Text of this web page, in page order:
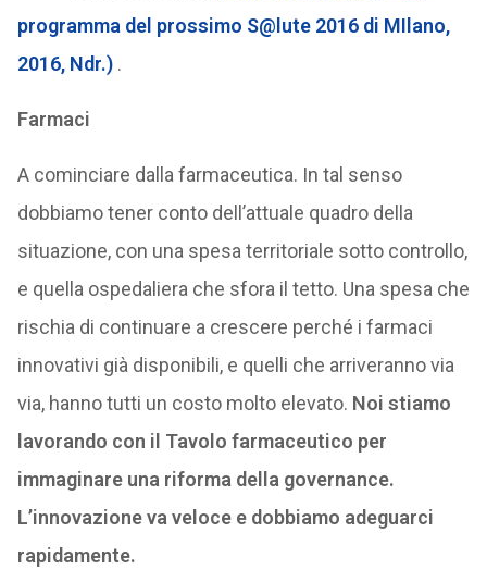
programma del prossimo S@lute 2016 di MIlano,
2016, Ndr.).
Farmaci
A cominciare dalla farmaceutica. In tal senso
dobbiamo tener conto dell’attuale quadro della
situazione, con una spesa territoriale sotto controllo,
e quella ospedaliera che sfora il tetto. Una spesa che
rischia di continuare a crescere perché i farmaci
innovativi già disponibili, e quelli che arriveranno via
via, hanno tutti un costo molto elevato. Noi stiamo
lavorando con il Tavolo farmaceutico per
immaginare una riforma della governance.
L’innovazione va veloce e dobbiamo adeguarci
rapidamente.